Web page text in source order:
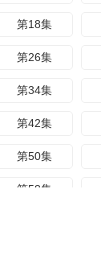
第18集
第26集
第34集
第42集
第50集
第58集